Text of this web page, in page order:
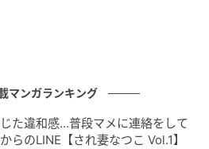
マンガランキング
た違和感…普段マメに連絡をして
らのLINE【され妻なつこ Vol.1】